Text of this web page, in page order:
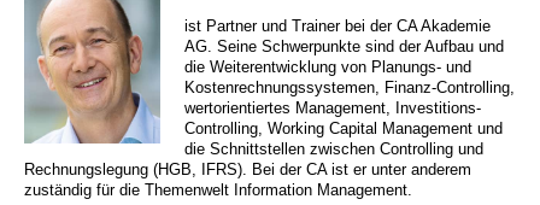
ist Partner und Trainer bei der CA Akademie
AG. Seine Schwerpunkte sind der Aufbau und
die Weiterentwicklung von Planungs- und
Kostenrechnungssystemen, Finanz-Controlling,
wertorientiertes Management, Investitions-
Controlling, Working Capital Management und
die Schnittstellen zwischen Controlling und
Rechnungslegung (HGB, IFRS). Bei der CA ist er unter anderem
zuständig für die Themenwelt Information Management.